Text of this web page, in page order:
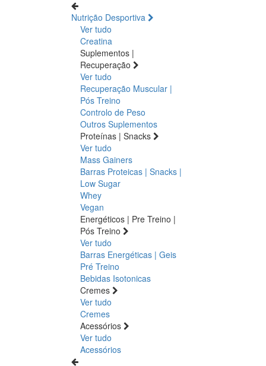
Nutrição Desportiva
Ver tudo
Creatina
Suplementos |
Recuperação
Ver tudo
Recuperação Muscular |
Pós Treino
Controlo de Peso
Outros Suplementos
Proteínas | Snacks
Ver tudo
Mass Gainers
Barras Proteicas | Snacks |
Low Sugar
Whey
Vegan
Energéticos | Pre Treino |
Pós Treino
Ver tudo
Barras Energéticas | Geis
Pré Treino
Bebidas Isotonicas
Cremes
Ver tudo
Cremes
Acessórios
Ver tudo
Acessórios